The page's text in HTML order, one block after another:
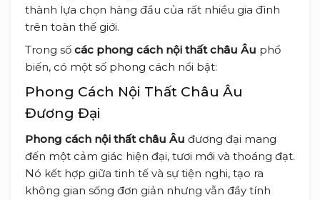
thành lựa chọn hàng đầu của rất nhiều gia đình
trên toàn thế giới.
Trong số các phong cách nội thất châu Âu phổ
biến, có một số phong cách nổi bật:
Phong Cách Nội Thất Châu Âu
Đương Đại
Phong cách nội thất châu Âu đương đại mang
đến một cảm giác hiện đại, tươi mới và thoáng đạt.
Nó kết hợp giữa tinh tế và sự tiện nghi, tạo ra
không gian sống đơn giản nhưng vẫn đầy tính